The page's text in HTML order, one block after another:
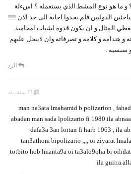
و ما هو نوع المشط الذي يستعمله ؟ اسءلة
الدوليين فلم يجدوا اجابة الى حد الان !!!!
المثال و ان يكون قدوة لشباب امحاميد
و هندامه و كلامه و تصرفاته وان لايبخل عليهم
و سبسيه .
الرد
man na3ata lmahamid b polizarion ,
abadan man sada lpolizario fi 1980 ila
dafa3a 3an loitan fi harb 1963 , ila
tan3athom bipolizario ,,,, oi ziyarat
totbito hob lmanta9a oi ta3alo9oha bi
ila